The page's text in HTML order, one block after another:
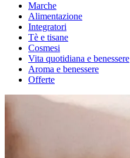
Marche
Alimentazione
Integratori
Tè e tisane
Cosmesi
Vita quotidiana e benessere
Aroma e benessere
Offerte